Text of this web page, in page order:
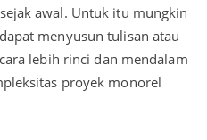
awal. Untuk itu mungkin
menyusun tulisan atau
lebih rinci dan mendalam
proyek monorel